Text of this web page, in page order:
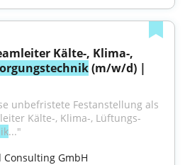
Kälte-, Klima-,
(m/w/d) |
unbefristete Festanstellung als
Kälte-, Klima-, Lüftungs-
..."
GmbH